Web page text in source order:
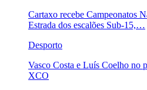
Cartaxo recebe Campeonatos
Estrada dos escalões Sub-15,…
Desporto
Vasco Costa e Luís Coelho no
XCO